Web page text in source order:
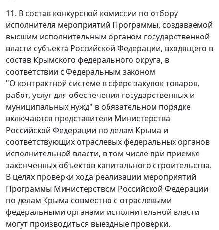
11. В состав конкурсной комиссии по отбору
исполнителя мероприятий Программы, создаваемой
высшим исполнительным органом государственной
власти субъекта Российской Федерации, входящего в
состав Крымского федерального округа, в
соответствии с Федеральным законом
"О контрактной системе в сфере закупок товаров,
работ, услуг для обеспечения государственных и
муниципальных нужд" в обязательном порядке
включаются представители Министерства
Российской Федерации по делам Крыма и
соответствующих отраслевых федеральных органов
исполнительной власти, в том числе при приемке
законченных объектов капитального строительства.
В целях проверки хода реализации мероприятий
Программы Министерством Российской Федерации
по делам Крыма совместно с отраслевыми
федеральными органами исполнительной власти
могут производиться выездные проверки.